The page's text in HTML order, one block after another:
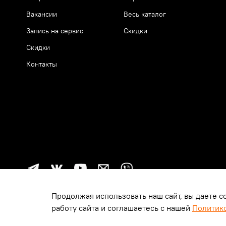
Вакансии
Запись на сервис
Скидки
Контакты
Весь каталог
Скидки
© 2014-2026, Harley-Davidson Москва | Новосибирск | Казань
Продолжая использовать наш сайт, вы даете
работу сайта и соглашаетесь с нашей